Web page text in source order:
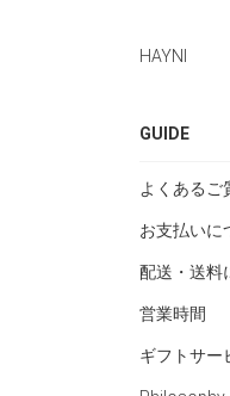
HAYNI
GUIDE
よくあるご
お支払いに
配送・送料
営業時間
ギフトサー